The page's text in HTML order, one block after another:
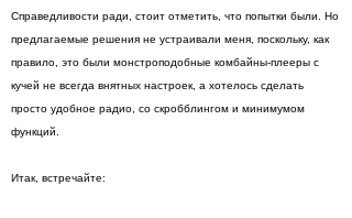
Справедливости ради, стоит отметить, что попытки были. Но
предлагаемые решения не устраивали меня, поскольку, как
правило, это были монстроподобные комбайны-плееры с
кучей не всегда внятных настроек, а хотелось сделать
просто удобное радио, со скробблингом и минимумом
функций.
Итак, встречайте: